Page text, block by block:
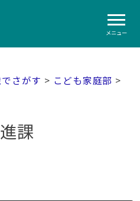
メニュー
さがす > こども家庭部 >
課